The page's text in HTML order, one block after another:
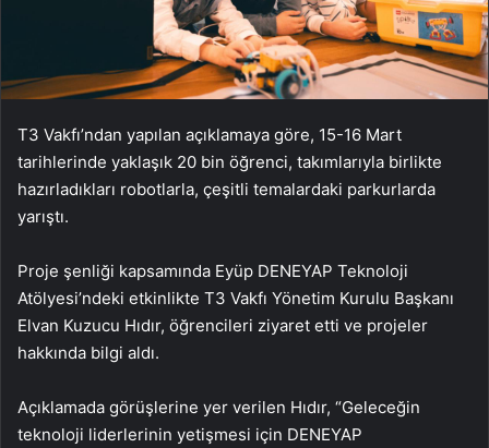
T3 Vakfı’ndan yapılan açıklamaya göre, 15-16 Mart
tarihlerinde yaklaşık 20 bin öğrenci, takımlarıyla birlikte
hazırladıkları robotlarla, çeşitli temalardaki parkurlarda
yarıştı.
Proje şenliği kapsamında Eyüp DENEYAP Teknoloji
Atölyesi’ndeki etkinlikte T3 Vakfı Yönetim Kurulu Başkanı
Elvan Kuzucu Hıdır, öğrencileri ziyaret etti ve projeler
hakkında bilgi aldı.
Açıklamada görüşlerine yer verilen Hıdır, “Geleceğin
teknoloji liderlerinin yetişmesi için DENEYAP